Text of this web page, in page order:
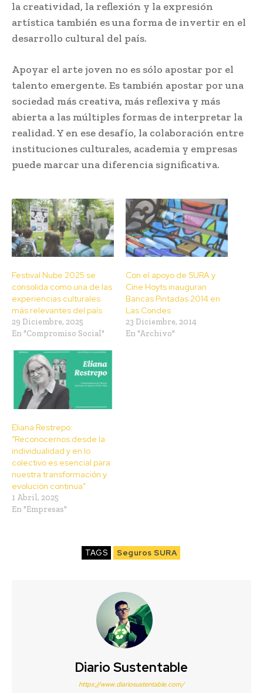
la creatividad, la reflexión y la expresión
artística también es una forma de invertir en el
desarrollo cultural del país.
Apoyar el arte joven no es sólo apostar por el
talento emergente. Es también apostar por una
sociedad más creativa, más reflexiva y más
abierta a las múltiples formas de interpretar la
realidad. Y en ese desafío, la colaboración entre
instituciones culturales, academia y empresas
puede marcar una diferencia significativa.
Festival Nube 2025 se
consolida como una de las
experiencias culturales
más relevantes del país
29 Diciembre, 2025
En "Compromiso Social"
Con el apoyo de SURA y
Cine Hoyts inauguran
Bancas Pintadas 2014 en
Las Condes
23 Diciembre, 2014
En "Archivo"
Eliana Restrepo:
“Reconocernos desde la
individualidad y en lo
colectivo es esencial para
nuestra transformación y
evolución continua”
1 Abril, 2025
En "Empresas"
TAGS Seguros SURA
Diario Sustentable
https://www.diariosustentable.com/